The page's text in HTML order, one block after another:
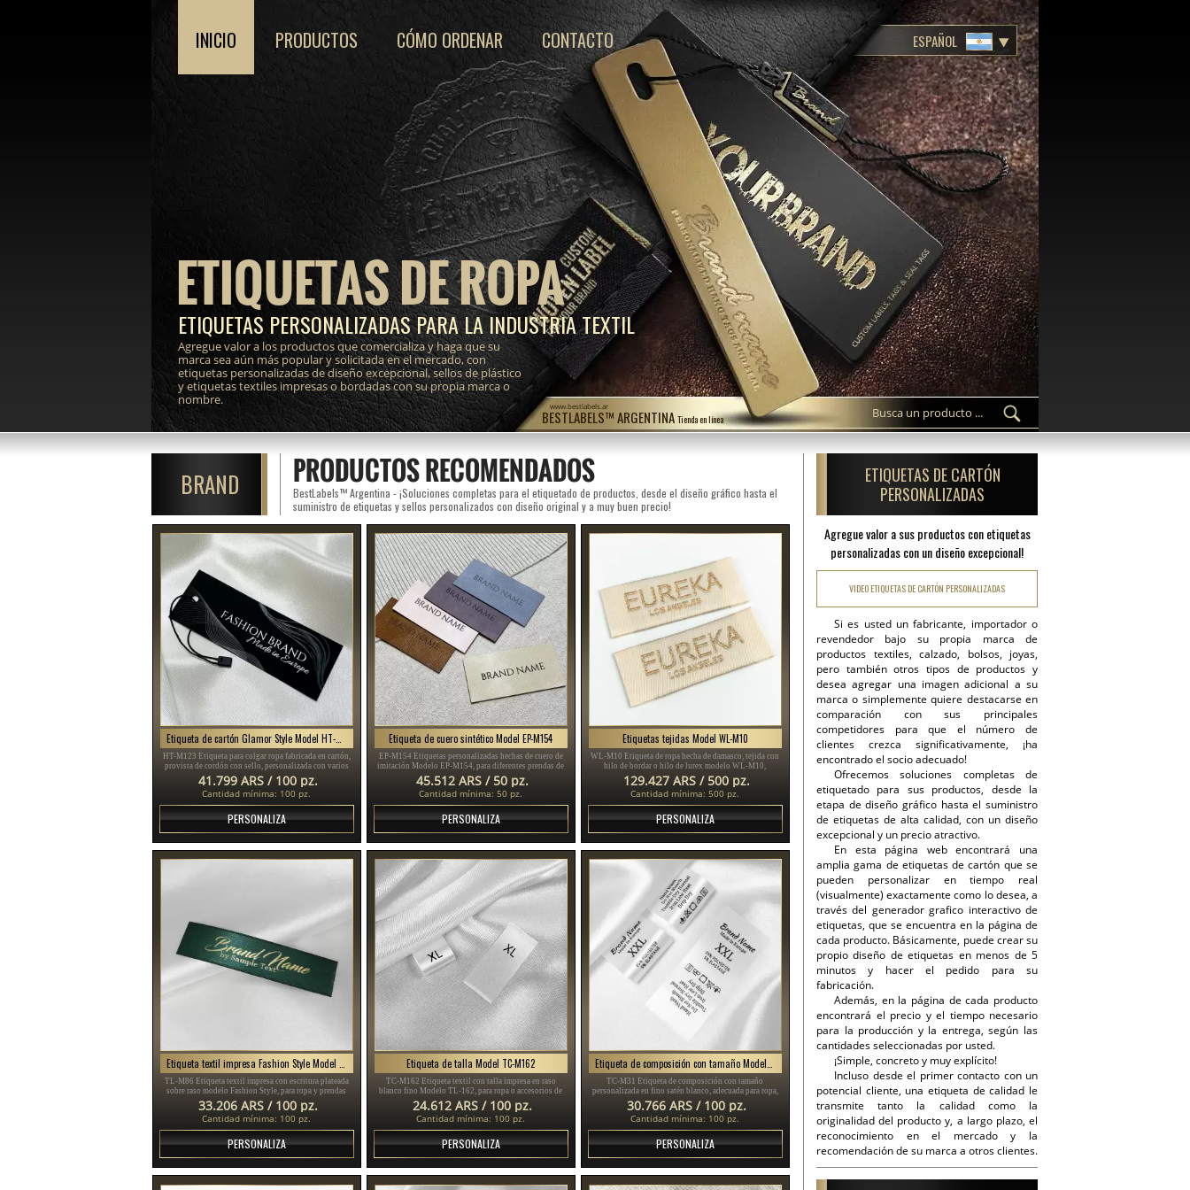
BESTLABELS™ ARGENTINA Tienda en línea
www.bestlabels.ar
ETIQUETAS DE ROPA
ETIQUETAS PERSONALIZADAS PARA LA INDUSTRIA TEXTIL
Agregue valor a los productos que comercializa y haga que su
marca sea aún más popular y solicitada en el mercado, con
etiquetas personalizadas de diseño excepcional, sellos de plástico
y etiquetas textiles impresas o bordadas con su propia marca o
nombre.
INICIO PRODUCTOS CÓMO ORDENAR CONTACTO ESPAÑOL
BRAND PRODUCTOS RECOMENDADOS
BestLabels™ Argentina - ¡Soluciones completas para el etiquetado de productos, desde el diseño gráfico hasta el
suministro de etiquetas y sellos personalizados con diseño original y a muy buen precio!
Etiqueta de cartón Glamor Style Model HT-M123
HT-M123 Etiqueta para colgar ropa fabricada en cartón,
provista de cordón con sello, personalizada con varios
textos y el logo del fabricante.
41.799 ARS / 100 pz.
Cantidad mínima: 100 pz.
PERSONALIZA
Etiqueta de cuero sintético Model EP-M154
EP-M154 Etiquetas personalizadas hechas de cuero de
imitación Modelo EP-M154, para diferentes prendas de
vestir, como sombreros, bufandas, sudaderas, chaquetas
y muchos otros artículos
45.512 ARS / 50 pz.
Cantidad mínima: 50 pz.
PERSONALIZA
Etiquetas tejidas Model WL-M10
WL-M10 Etiqueta de ropa hecha de damasco, tejida con
hilo de bordar o hilo de lurex modelo WL-M10,
personalizada con la Marca o el logo.
129.427 ARS / 500 pz.
Cantidad mínima: 500 pz.
PERSONALIZA
Etiqueta textil impresa Fashion Style Model TL-M86
TL-M86 Etiqueta textil impresa con escritura plateada
sobre raso modelo Fashion Style, para ropa y prendas
varias.
33.206 ARS / 100 pz.
Cantidad mínima: 100 pz.
PERSONALIZA
Etiqueta de talla Model TC-M162
TC-M162 Etiqueta textil con talla impresa en raso
blanco fino Modelo TL-162, para ropa o accesorios de
vestir diversos.
24.612 ARS / 100 pz.
Cantidad mínima: 100 pz.
PERSONALIZA
Etiqueta de composición con tamaño Modelo TC-M31
TC-M31 Etiqueta de composición con tamaño
personalizada en fino satén blanco, adecuada para ropa,
varias prendas de vestir y productos textiles.
30.766 ARS / 100 pz.
Cantidad mínima: 100 pz.
PERSONALIZA
ETIQUETAS DE CARTÓN
PERSONALIZADAS
Agregue valor a sus productos con etiquetas
personalizadas con un diseño excepcional!
VIDEO ETIQUETAS DE CARTÓN PERSONALIZADAS
Si es usted un fabricante, importador o
revendedor bajo su propia marca de
productos textiles, calzado, bolsos, joyas,
pero también otros tipos de productos y
desea agregar una imagen adicional a su
marca o simplemente quiere destacarse en
comparación con sus principales
competidores para que el número de
clientes crezca significativamente, ¡ha
encontrado el socio adecuado!
Ofrecemos soluciones completas de
etiquetado para sus productos, desde la
etapa de diseño gráfico hasta el suministro
de etiquetas de alta calidad, con un diseño
excepcional y un precio atractivo.
En esta página web encontrará una
amplia gama de etiquetas de cartón que se
pueden personalizar en tiempo real
(visualmente) exactamente como lo desea, a
través del generador grafico interactivo de
etiquetas, que se encuentra en la página de
cada producto. Básicamente, puede crear su
propio diseño de etiquetas en menos de 5
minutos y hacer el pedido para su
fabricación.
Además, en la página de cada producto
encontrará el precio y el tiempo necesario
para la producción y la entrega, según las
cantidades seleccionadas por usted.
¡Simple, concreto y muy explícito!
Incluso desde el primer contacto con un
potencial cliente, una etiqueta de calidad le
transmite tanto la calidad como la
originalidad del producto y, a largo plazo, el
reconocimiento en el mercado y la
recomendación de su marca a otros clientes.